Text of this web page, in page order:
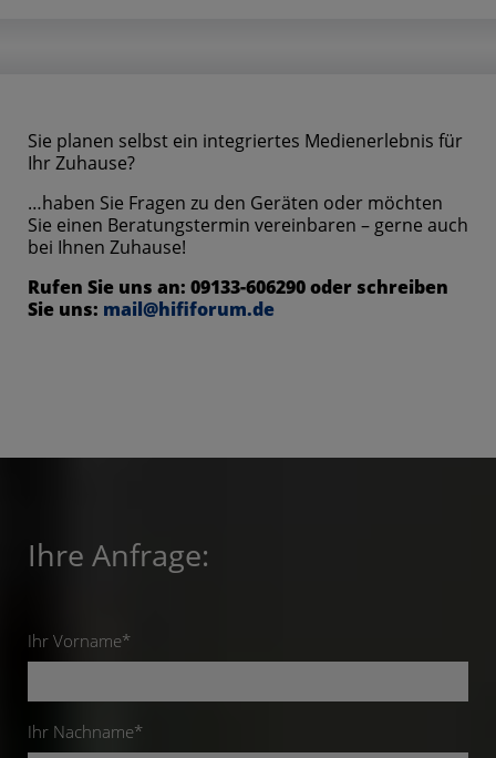
Sie planen selbst ein integriertes Medienerlebnis für
Ihr Zuhause?
…haben Sie Fragen zu den Geräten oder möchten
Sie einen Beratungstermin vereinbaren – gerne auch
bei Ihnen Zuhause!
Rufen Sie uns an: 09133-606290 oder schreiben
Sie uns: mail@hififorum.de
Ihre Anfrage:
Ihr Vorname*
Ihr Nachname*